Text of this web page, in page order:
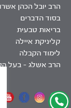
הרב יובל הכהן
בסוד הדברים
בריאות טבעית
קליניקת איילה
לימוד הקבלה
הרב אשלג – בעל